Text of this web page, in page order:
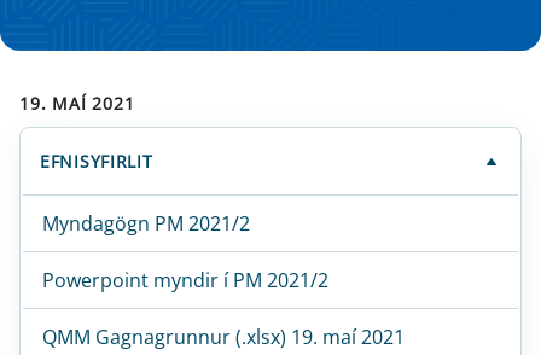
19. MAÍ 2021
EFNISYFIRLIT
Myndagögn PM 2021/2
Powerpoint myndir í PM 2021/2
QMM Gagnagrunnur (.xlsx) 19. maí 2021